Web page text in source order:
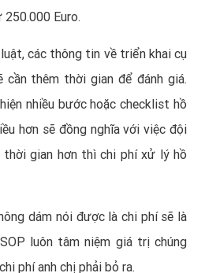
Euro.
các thông tin về triển khai cụ
thêm thời gian để đánh giá.
nhiều bước hoặc checklist hồ
hơn sẽ đồng nghĩa với việc đội
thời gian hơn thì chi phí xử lý hồ
dám nói được là chi phí sẽ là
luôn tâm niệm giá trị chúng
phí anh chị phải bỏ ra.